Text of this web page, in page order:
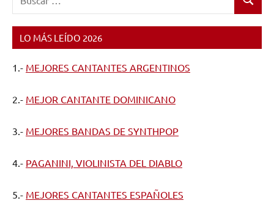
Buscar
LO MÁS LEÍDO 2026
1.- MEJORES CANTANTES ARGENTINOS
2.- MEJOR CANTANTE DOMINICANO
3.- MEJORES BANDAS DE SYNTHPOP
4.- PAGANINI, VIOLINISTA DEL DIABLO
5.- MEJORES CANTANTES ESPAÑOLES